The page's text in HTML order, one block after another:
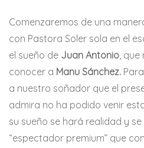
Comenzaremos de una
con Pastora Soler sola en el
el sueño de Juan Antonio, que
conocer a Manu Sánchez.
a nuestro soñador que el
admira no ha podido venir
su sueño se hará realidad y
“espectador premium” que